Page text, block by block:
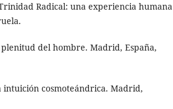
Radical: una experiencia humana
plenitud del hombre. Madrid, España,
intuición cosmoteándrica. Madrid,